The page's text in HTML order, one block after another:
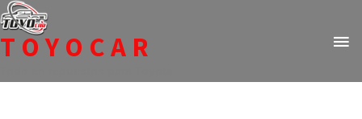
Ir
al
contenido
TOYOCAR